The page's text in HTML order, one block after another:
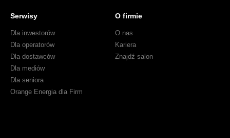
Serwisy
Dla inwestorów
Dla operatorów
Dla dostawców
Dla mediów
Dla seniora
Orange Energia dla Firm
O firmie
O nas
Kariera
Znajdź salon